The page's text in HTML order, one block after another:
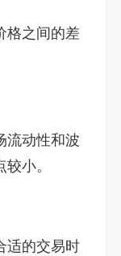
格之间的差
流动性和波
小。
适的交易时